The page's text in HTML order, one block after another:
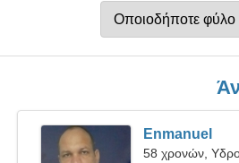
Enmanuel
58 χρονών,